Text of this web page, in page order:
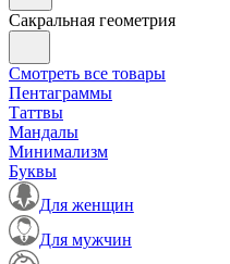
Сакральная геометрия
Смотреть все товары
Пентаграммы
Таттвы
Мандалы
Минимализм
Буквы
Для женщин
Для мужчин